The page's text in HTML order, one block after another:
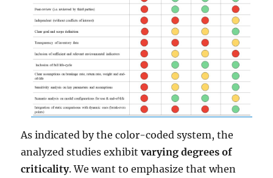
As indicated by the color-coded system, the
analyzed studies exhibitvarying degrees of
criticality. We want to emphasize that when